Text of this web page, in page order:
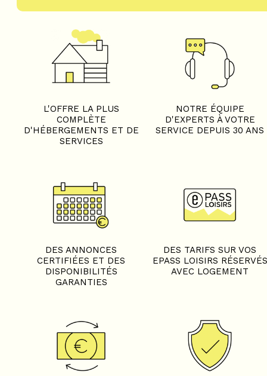
L'OFFRE LA PLUS
COMPLÈTE
D'HÉBERGEMENTS ET DE
SERVICES
NOTRE ÉQUIPE
D'EXPERTS À VOTRE
SERVICE DEPUIS 30 ANS
DES ANNONCES
CERTIFIÉES ET DES
DISPONIBILITÉS
GARANTIES
DES TARIFS SUR VOS
EPASS LOISIRS RÉSERVÉS
AVEC LOGEMENT